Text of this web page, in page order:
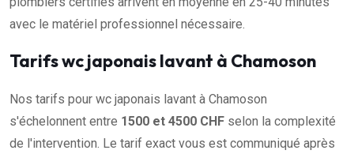
avec le matériel professionnel nécessaire.
Tarifs wc japonais lavant à Chamoson
Nos tarifs pour wc japonais lavant à Chamoson
s'échelonnent entre 1500 et 4500 CHF selon la complexité
de l'intervention. Le tarif exact vous est communiqué après